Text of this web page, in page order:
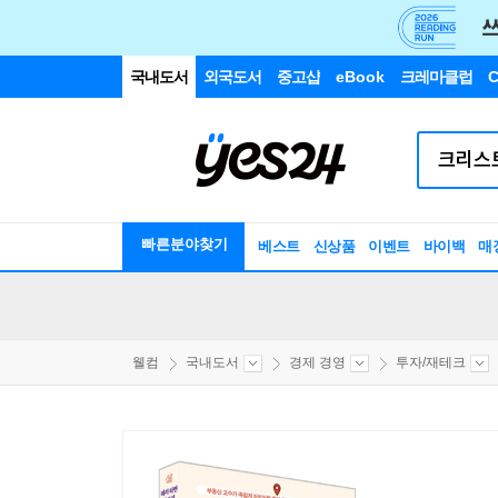
국내도서 외국도서 중고샵 eBook 크레마클럽
빠른분야찾기 베스트 신상품 이벤트 바이백 매
웰컴 국내도서 경제 경영 투자/재테크